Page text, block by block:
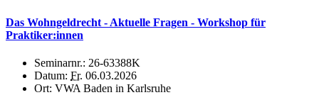
Das Wohngeldrecht - Aktuelle Fragen - Workshop für
Praktiker:innen
Seminarnr.: 26-63388K
Datum: Fr. 06.03.2026
Ort: VWA Baden in Karlsruhe